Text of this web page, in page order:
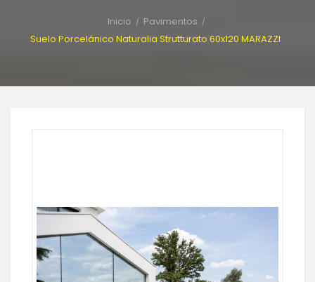
Inicio
Pavimentos
Suelo Porcelánico Naturalia Strutturato 60x120 MARAZZI